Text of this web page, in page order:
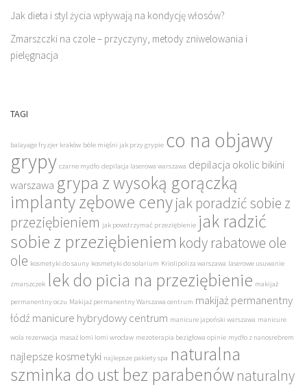
Jak dieta i styl życia wpływają na kondycję włosów?
Zmarszczki na czole – przyczyny, metody zniwelowania i
pielęgnacja
TAGI
balayage fryzjer kraków bóle mięśni jak przy grypie co na objawy
grypy czarne mydło depilacja laserowa warszawa depilacja okolic bikini
warszawa grypa z wysoką gorączką
implanty zębowe cenyjak poradzić sobie z
przeziębieniem jak powstrzymać przeziębienie jak radzić
sobie z przeziębieniem kody rabatowe ole
ole kosmetyki do sauny kosmetyki do solarium Kriolipoliza warszawa laserowe usuwanie
zmarszczek lek do picia na przeziębienie makijaż
permanentny oczu Makijaż permanentny Warszawa centrum makijaż permanentny
łódź manicure hybrydowy centrum manicure japoński warszawa manicure
wola rezerwacja masaż lomi lomi wrocław mezoterapia bezigłowa opinie mydło z nanosrebrem
najlepsze kosmetyki najlepsze pakiety spa naturalna
szminka do ust bez parabenów naturalny